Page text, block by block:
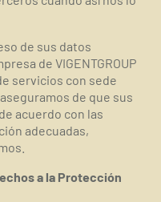
de sus datos
de VIGENTGROUP
servicios con sede
de que sus
acuerdo con las
adecuadas,
a la Protección